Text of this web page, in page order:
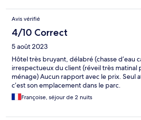
Avis vérifié
4/10 Correct
5 août 2023
Hôtel très bruyant, délabré (chasse d’eau
irrespectueux du client (réveil très matinal
ménage) Aucun rapport avec le prix. Seul
c’est son emplacement dans le parc.
Françoise, séjour de 2 nuits